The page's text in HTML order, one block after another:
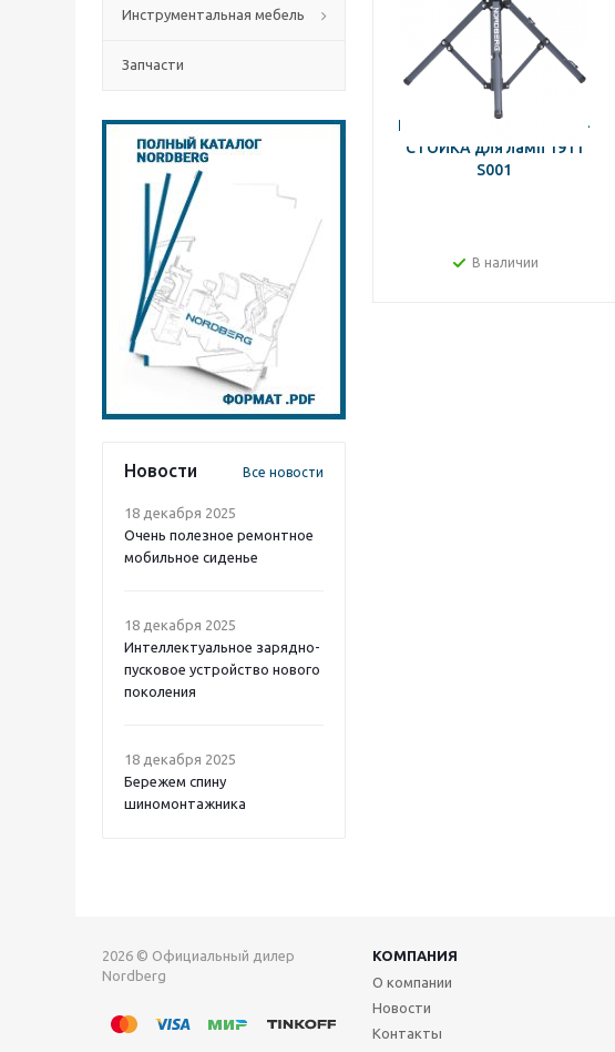
Инструментальная мебель
Запчасти
Новости Все новости
18 декабря 2025
Очень полезное ремонтное
мобильное сиденье
18 декабря 2025
Интеллектуальное зарядно-
пусковое устройство нового
поколения
18 декабря 2025
Бережем спину
шиномонтажника
NORDBERG ДЕРЖАТЕЛЬ-
СТОЙКА для ламп 1911
S001
В наличии
2026 © Официальный дилер
Nordberg
КОМПАНИЯ
О компании
Новости
Контакты